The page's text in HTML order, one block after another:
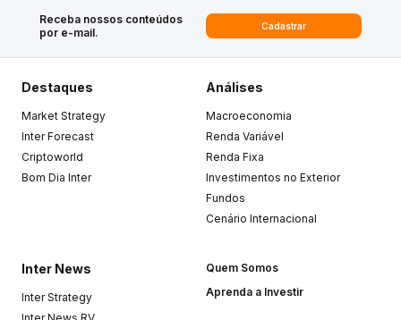
Receba nossos conteúdos
por e-mail.
Cadastrar
Destaques
Market Strategy
Inter Forecast
Criptoworld
Bom Dia Inter
Análises
Macroeconomia
Renda Variável
Renda Fixa
Investimentos no Exterior
Fundos
Cenário Internacional
Inter News
Inter Strategy
Quem Somos
Aprenda a Investir